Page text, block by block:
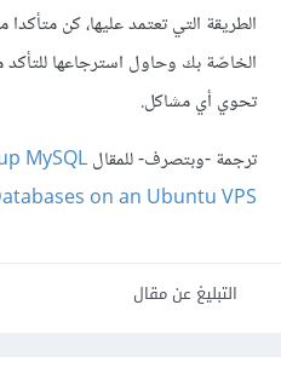
الطريقة التي تعتمد عليها، كن
الخاصّة بك وحاول استرجاعها للتأكد
تحوي أي مشاكل.
ترجمة -وبتصرف- للمقالMySQL
on an Ubuntu VPS
التبليغ عن مقال